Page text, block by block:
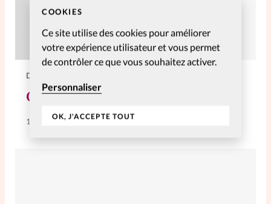
COOKIES
Ce site utilise des cookies pour améliorer
votre expérience utilisateur et vous permet
de contrôler ce que vous souhaitez activer.
Personnaliser
OK, J'ACCEPTE TOUT
DIVERS
Confessions d’une optimiste
15 Juin 2009